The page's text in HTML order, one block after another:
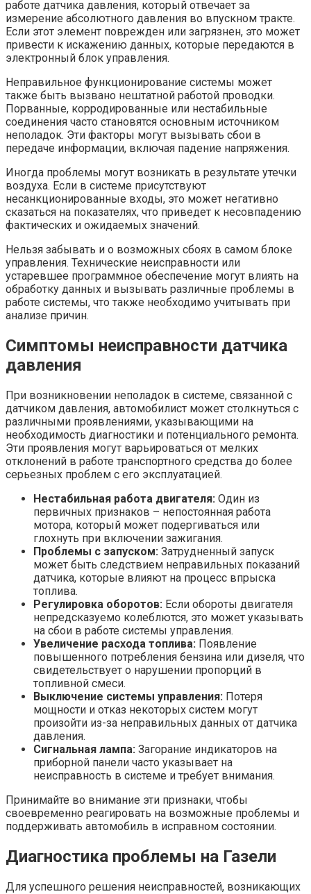
работе датчика давления, который отвечает за
измерение абсолютного давления во впускном тракте.
Если этот элемент поврежден или загрязнен, это может
привести к искажению данных, которые передаются в
электронный блок управления.
Неправильное функционирование системы может
также быть вызвано нештатной работой проводки.
Порванные, корродированные или нестабильные
соединения часто становятся основным источником
неполадок. Эти факторы могут вызывать сбои в
передаче информации, включая падение напряжения.
Иногда проблемы могут возникать в результате утечки
воздуха. Если в системе присутствуют
несанкционированные входы, это может негативно
сказаться на показателях, что приведет к несовпадению
фактических и ожидаемых значений.
Нельзя забывать и о возможных сбоях в самом блоке
управления. Технические неисправности или
устаревшее программное обеспечение могут влиять на
обработку данных и вызывать различные проблемы в
работе системы, что также необходимо учитывать при
анализе причин.
Симптомы неисправности датчика
давления
При возникновении неполадок в системе, связанной с
датчиком давления, автомобилист может столкнуться с
различными проявлениями, указывающими на
необходимость диагностики и потенциального ремонта.
Эти проявления могут варьироваться от мелких
отклонений в работе транспортного средства до более
серьезных проблем с его эксплуатацией.
Нестабильная работа двигателя: Один из
первичных признаков – непостоянная работа
мотора, который может подергиваться или
глохнуть при включении зажигания.
Проблемы с запуском: Затрудненный запуск
может быть следствием неправильных показаний
датчика, которые влияют на процесс впрыска
топлива.
Регулировка оборотов: Если обороты двигателя
непредсказуемо колеблются, это может указывать
на сбои в работе системы управления.
Увеличение расхода топлива: Появление
повышенного потребления бензина или дизеля, что
свидетельствует о нарушении пропорций в
топливной смеси.
Выключение системы управления: Потеря
мощности и отказ некоторых систем могут
произойти из-за неправильных данных от датчика
давления.
Сигнальная лампа: Загорание индикаторов на
приборной панели часто указывает на
неисправность в системе и требует внимания.
Принимайте во внимание эти признаки, чтобы
своевременно реагировать на возможные проблемы и
поддерживать автомобиль в исправном состоянии.
Диагностика проблемы на Газели
Для успешного решения неисправностей, возникающих